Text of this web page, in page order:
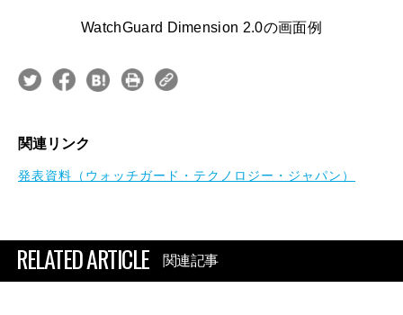
WatchGuard Dimension 2.0の画面例
関連リンク
発表資料（ウォッチガード・テクノロジー・ジャパン）
RELATED ARTICLE 関連記事